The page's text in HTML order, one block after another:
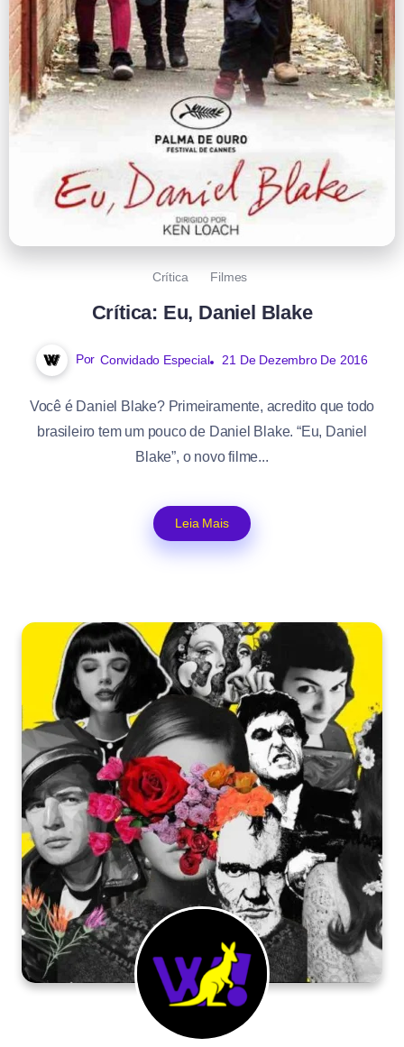
Crítica Filmes
Crítica: Eu, Daniel Blake
Por Convidado Especial 21 De Dezembro De 2016
Você é Daniel Blake? Primeiramente, acredito que todo
brasileiro tem um pouco de Daniel Blake. “Eu, Daniel
Blake”, o novo filme...
Leia Mais